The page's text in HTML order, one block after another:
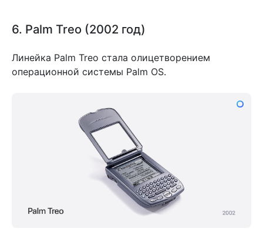
6. Palm Treo (2002 год)
Линейка Palm Treo стала олицетворением
операционной системы Palm OS.